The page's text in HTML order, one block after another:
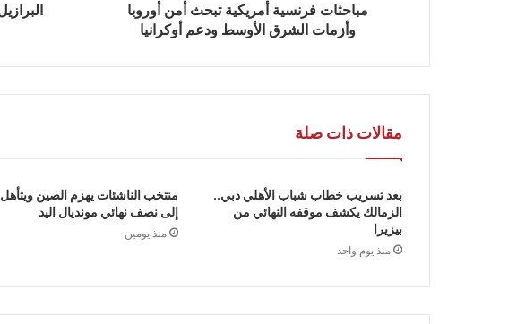
مباحثات فرنسية أمريكية تبحث أمن أوروبا
وأزمات الشرق الأوسط ودعم أوكرانيا
مقالات ذات صلة
بعد تسريب خطاب شباب الأهلي دبي..
الزمالك يكشف موقفه النهائي من
بيزيرا
منذ يوم واحد
منتخب الناشئات يهزم الصين ويتأهل
إلى نصف نهائي مونديال اليد
منذ يومين